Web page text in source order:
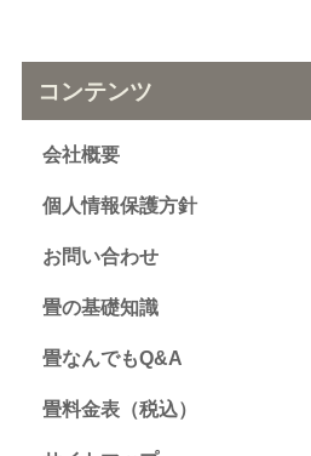
コンテンツ
会社概要
個人情報保護方針
お問い合わせ
畳の基礎知識
畳なんでもQ&A
畳料金表（税込）